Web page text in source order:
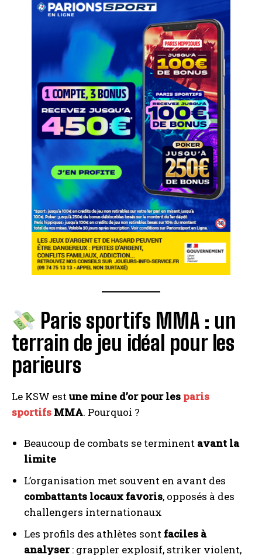
Paris sportifs MMA : un
terrain de jeu idéal pour les
parieurs
Le KSW estune mine d’or pour les paris
sportifs MMA. Pourquoi ?
Beaucoup de combats se terminent avant la
limite
L’organisation met souvent en avant des
combattants locaux favoris, opposés à des
challengers internationaux
Les profils des athlètes sont faciles à
analyser: grappler explosif, striker violent,